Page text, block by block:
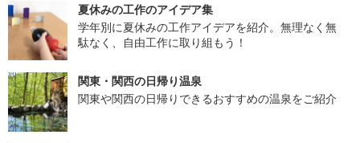
夏休みの工作のアイデア集
学年別に夏休みの工作アイデアを紹介。無理なく無
駄なく、自由工作に取り組もう！
関東・関西の日帰り温泉
関東や関西の日帰りできるおすすめの温泉をご紹介